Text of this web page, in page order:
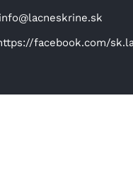
info@lacneskrine.sk
facebook.com/